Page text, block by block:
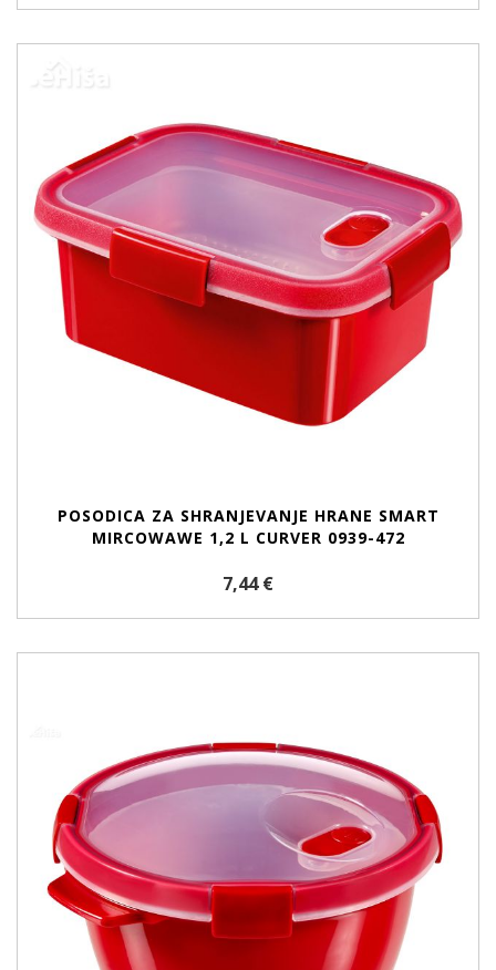
POSODICA ZA SHRANJEVANJE HRANE SMART
MIRCOWAWE 1,2 L CURVER 0939-472
7,44 €